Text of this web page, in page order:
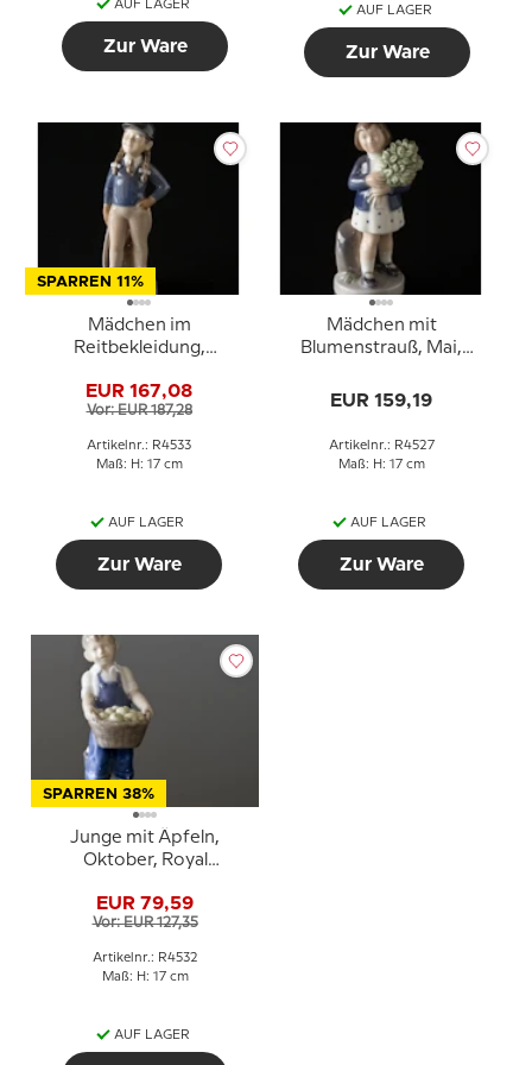
AUF LAGER
Zur Ware
AUF LAGER
Zur Ware
SPARREN 11%
Mädchen im
Reitbekleidung,
Copenhagen monatliche
Figur Nr. 4533
EUR 167,08
Vor: EUR 187,28
Artikelnr.: R4533
Maß: H: 17 cm
AUF LAGER
Zur Ware
Mädchen mit
Blumenstrauß, Mai,
monatliche Figur Nr.
EUR 159,19
Artikelnr.: R4527
Maß: H: 17 cm
AUF LAGER
Zur Ware
SPARREN 38%
Junge mit Äpfeln,
Oktober, Royal
Figur Nr. 4532
EUR 79,59
Vor: EUR 127,35
Artikelnr.: R4532
Maß: H: 17 cm
AUF LAGER